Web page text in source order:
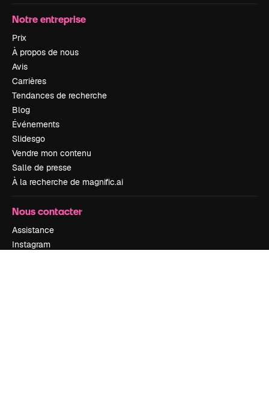
Notre entreprise
Prix
À propos de nous
Avis
Carrières
Tendances de recherche
Blog
Événements
Slidesgo
Vendre mon contenu
Salle de presse
À la recherche de magnific.ai
Nous contacter
Assistance
Instagram